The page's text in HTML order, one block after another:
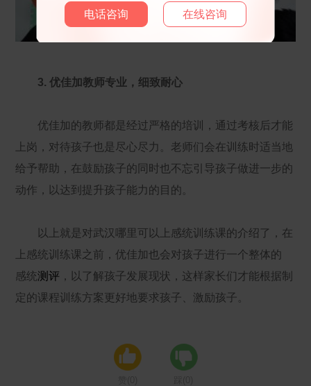
3. 优佳加教师专业，细致耐心
优佳加的教师都是经过严格的培训，通过考核后才能
上岗，对待孩子也是尽心尽力。老师们会在训练时适当地
给予帮助，在鼓励孩子的同时也不忘引导孩子做进一步的
动作，以达到提升孩子能力的目的。
以上就是对武汉哪里可以上感统训练课的介绍了，在
上感统训练课之前，优佳加也会对孩子进行一个整体的
感统测评 ，以了解孩子发展现状，这样家长们才能根据制
定的课程训练方案更好地要求孩子、激励孩子
电话咨询 在线咨询